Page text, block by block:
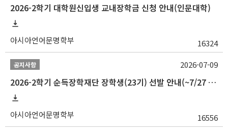
2026-2학기 대학원신입생 교내장학금 신청 안내(인문대학)
아시아언어문명학부 16324
공지사항
2026-2학기 순득장학재단 장학생(23기) 선발 안내(~7/27 10:00)
아시아언어문명학부 16556
2026-07-09